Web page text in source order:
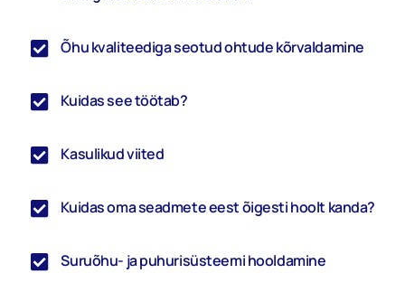
Õhu kvaliteediga seotud ohtude kõrvaldamine
Kuidas see töötab?
Kasulikud viited
Kuidas oma seadmete eest õigesti hoolt kanda?
Suruõhu- ja puhurisüsteemi hooldamine